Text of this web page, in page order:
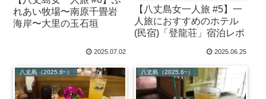
れあい牧場〜南原千畳岩
海岸〜大里の玉石垣
2025.07.02
【八丈島女一人旅 #5】一
人旅におすすめのホテル
(民宿)「登龍荘」宿泊レポ
2025.06.25
八丈島（2025.6~） 八丈島（2025.6~）